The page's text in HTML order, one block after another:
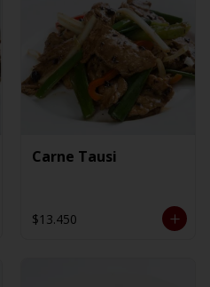
Carne Tausi
$13.450